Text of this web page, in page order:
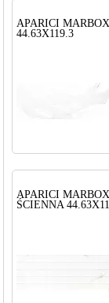
APARICI
44.63X119.3
APARICI
ŚCIENNA